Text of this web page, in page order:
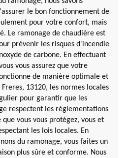
le bon fonctionnement de
pour votre confort, mais
Le ramonage de chaudière est
prévenir les risques d'incendie
de carbone. En effectuant
vous assurez que votre
de manière optimale et
13120, les normes locales
pour garantir que les
respectent les réglementations
vous vous protégez, vous et
les lois locales. En
du ramonage, vous faites un
plus sûre et conforme. Nous